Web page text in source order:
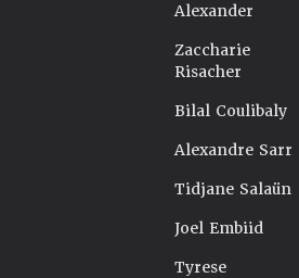
Alexander
Zaccharie
Risacher
Bilal Coulibaly
Alexandre Sarr
Tidjane Salaün
Joel Embiid
Tyrese